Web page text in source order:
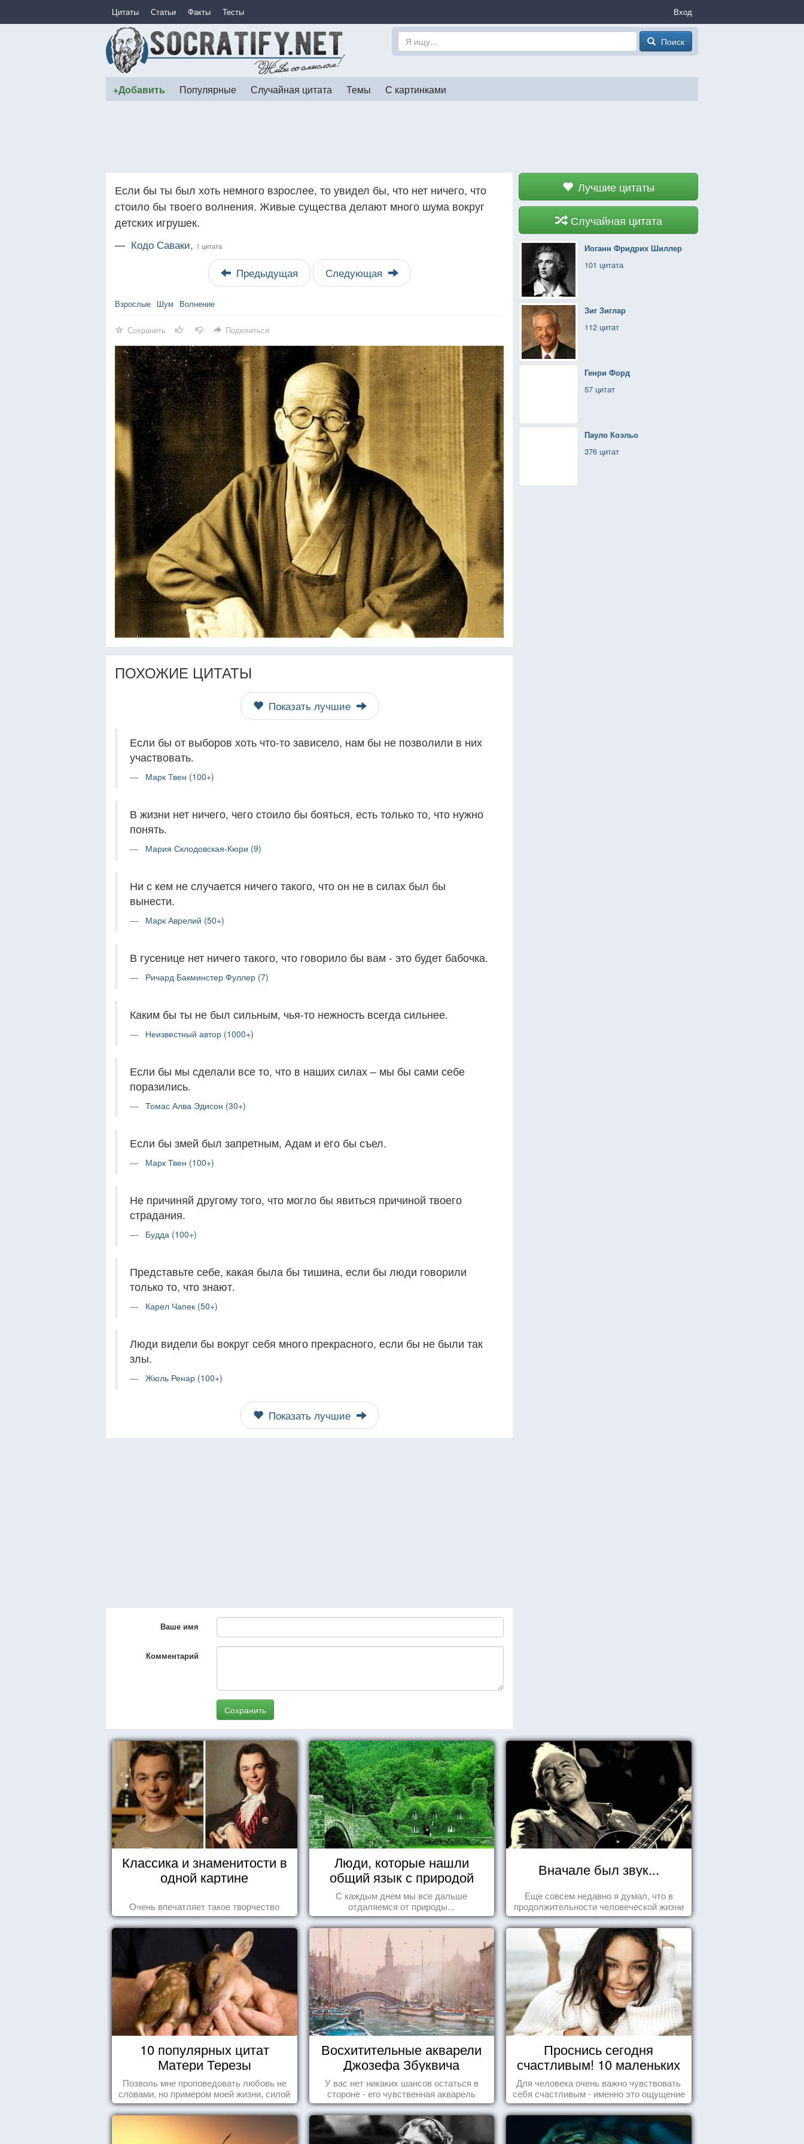
Цитаты Статьи Факты Тесты Вход
Поиск
+Добавить Популярные Случайная цитата Темы С картинками
Лучшие цитаты
Случайная цитата
Иоганн Фридрих Шиллер
101 цитата
Зиг Зиглар
112 цитат
Генри Форд
57 цитат
Пауло Коэльо
376 цитат
Если бы ты был хоть немного взрослее, то увидел бы, что нет ничего, что
стоило бы твоего волнения. Живые существа делают много шума вокруг
детских игрушек.
— Кодо Саваки, 1 цитата
Предыдущая Следующая
Взрослые Шум Волнение
Сохранить Поделиться
ПОХОЖИЕ ЦИТАТЫ
Показать лучшие
Если бы от выборов хоть что-то зависело, нам бы не позволили в них
участвовать.
Марк Твен (100+)
В жизни нет ничего, чего стоило бы бояться, есть только то, что нужно
понять.
Мария Склодовская-Кюри (9)
Ни с кем не случается ничего такого, что он не в силах был бы
вынести.
Марк Аврелий (50+)
В гусенице нет ничего такого, что говорило бы вам - это будет бабочка.
Ричард Бакминстер Фуллер (7)
Каким бы ты не был сильным, чья-то нежность всегда сильнее.
Неизвестный автор (1000+)
Если бы мы сделали все то, что в наших силах – мы бы сами себе
поразились.
Томас Алва Эдисон (30+)
Если бы змей был запретным, Адам и его бы съел.
Марк Твен (100+)
Не причиняй другому того, что могло бы явиться причиной твоего
страдания.
Будда (100+)
Представьте себе, какая была бы тишина, если бы люди говорили
только то, что знают.
Карел Чапек (50+)
Люди видели бы вокруг себя много прекрасного, если бы не были так
злы.
Жюль Ренар (100+)
Показать лучшие
Ваше имя
Комментарий
Сохранить
Классика и знаменитости в
одной картине
Очень впечатляет такое творчество
Люди, которые нашли
общий язык с природой
С каждым днем мы все дальше
отдаляемся от природы...
Вначале был звук...
Еще совсем недавно я думал, что в
продолжительности человеческой жизни
заложена какая-то ошибка.
10 популярных цитат
Матери Терезы
Позволь мне проповедовать любовь не
словами, но примером моей жизни, силой
влечения, воодушевляющим влиянием ...
Восхитительные акварели
Джозефа Збуквича
У вас нет никаких шансов остаться в
стороне - его чувственная акварель
покорила жителей всего мира.
Проснись сегодня
счастливым! 10 маленьких
радостей настоящего
Счастья
Для человека очень важно чувствовать
себя счастливым - именно это ощущение
дарит позитивные эмоции и превращает
каждый день в маленький праздник.